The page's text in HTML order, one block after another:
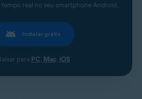
real no seu smartphone Android.
Instalar grátis
para PC, Mac, iOS